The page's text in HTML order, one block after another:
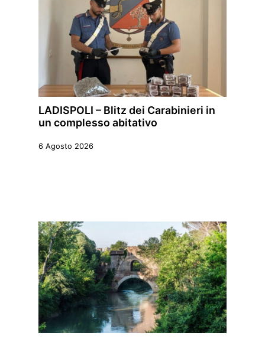
LADISPOLI – Blitz dei Carabinieri in
un complesso abitativo
6 Agosto 2026